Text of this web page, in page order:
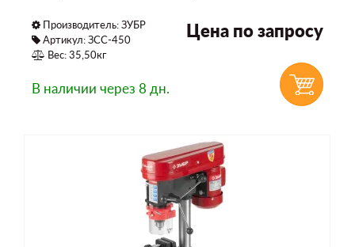
Производитель:ЗУБР
Артикул: ЗСС-450
Вес: 35,50кг
Цена по запросу
В наличии через 8 дн.